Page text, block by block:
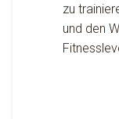
zu
und den